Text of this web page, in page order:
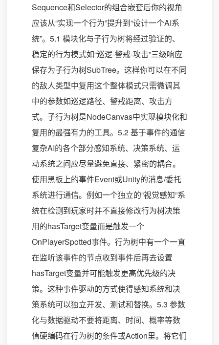
Sequence和Selector的组合嵌套后你的视角
应该从“实现一个行为”提升到“设计一个AI系
统”。5.1 模块化与子行为树将经过验证的、
稳定的行为模式如“巡逻-警戒-攻击”三级响应
保存为子行为树SubTree。这样你可以在不同
的敌人类型中复用这个整体模式只需微调其
中的参数如巡逻路径、警戒距离、攻击方
式。子行为树是NodeCanvas中实现模块化和
复用的最强有力的工具。5.2 基于事件的通信
复杂AI的各个部分感知系统、决策系统、运
动系统之间应尽量避免直接、紧密的耦合。
使用黑板上的事件Event或Unity的消息/委托
系统进行通信。例如一个独立的“视觉感知”系
统在检测到玩家时并不直接修改行为树决策
用的hasTarget变量而是触发一个
OnPlayerSpotted事件。行为树中有一个一直
在监听该事件的节点收到事件后再去设置
hasTarget变量并可能触发更高优先级的决
策。这种事件驱动的方式使得感知系统和决
策系统可以独立开发、测试和替换。5.3 参数
化与数据驱动不要将距离、时间、概率等数
值硬编码在行为树的条件或Action里。将它们